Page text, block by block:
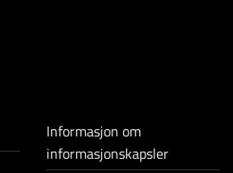
Informasjon om
informasjonskapsler